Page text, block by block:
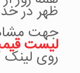
ظهر در
جهت
لیست
روی